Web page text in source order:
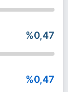
%0,47
%0,47